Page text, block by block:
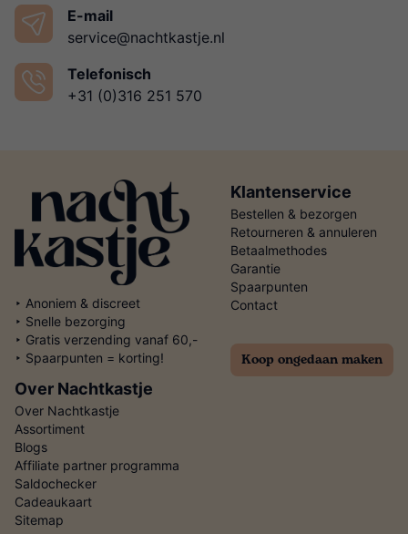
E-mail
service@nachtkastje.nl
Telefonisch
+31 (0)316 251 570
‣ Anoniem & discreet
‣ Snelle bezorging
‣ Gratis verzending vanaf 60,-
‣ Spaarpunten = korting!
Klantenservice
Bestellen & bezorgen
Retourneren & annuleren
Betaalmethodes
Garantie
Spaarpunten
Contact
Koop ongedaan maken
Over Nachtkastje
Over Nachtkastje
Assortiment
Blogs
Affiliate partner programma
Saldochecker
Cadeaukaart
Sitemap